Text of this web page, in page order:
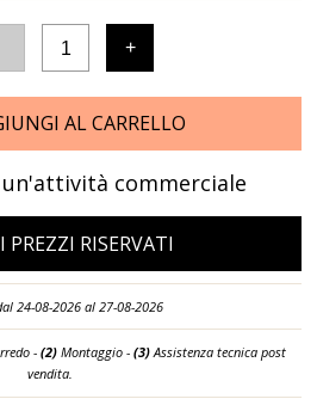
1 +
AL CARRELLO
commerciale
RISERVATI
24-08-2026 al 27-08-2026
-(2)Montaggio - (3)Assistenza tecnica post
vendita.